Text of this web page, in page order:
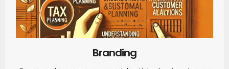
Branding